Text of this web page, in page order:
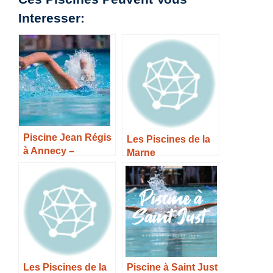
Interesser:
Piscine Jean Régis
à Annecy –
Infos –
Les Piscines de la
Marne
Les Piscines de la Piscine à Saint Just